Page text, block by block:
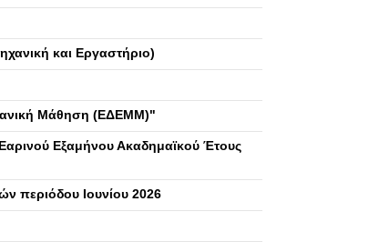
και Εργαστήριο)
Μάθηση (ΕΔΕΜΜ)"
Εξαμήνου Ακαδημαϊκού Έτους
περιόδου Ιουνίου 2026